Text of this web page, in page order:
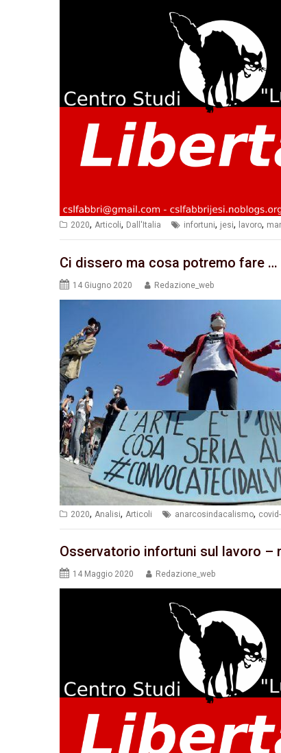
2020, Articoli, Dall'Italia infortuni, jesi, lavoro,
Ci dissero ma cosa potremo fare …
14 Giugno 2020 Redazione_web
2020, Analisi, Articoli anarcosindacalismo,
Osservatorio infortuni sul lavoro –
14 Maggio 2020 Redazione_web